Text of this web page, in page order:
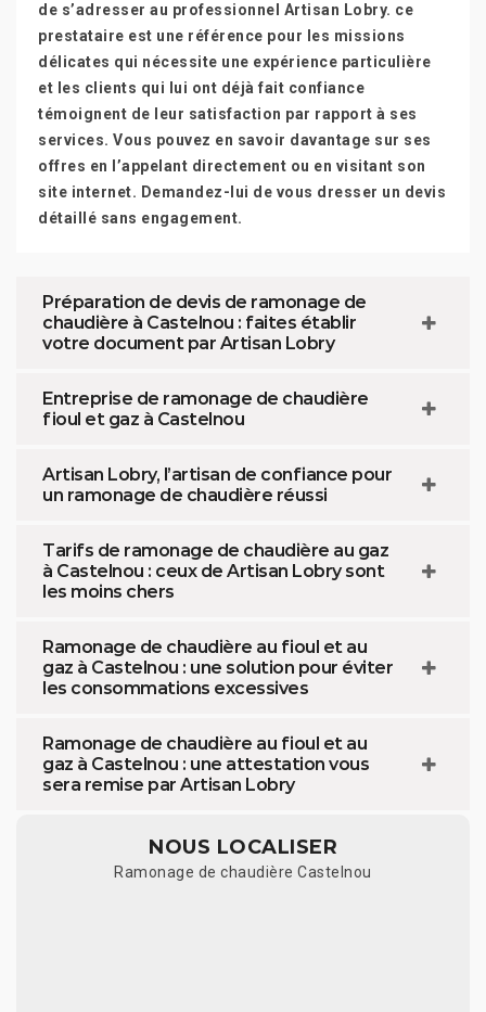
de s’adresser au professionnel Artisan Lobry. ce
prestataire est une référence pour les missions
délicates qui nécessite une expérience particulière
et les clients qui lui ont déjà fait confiance
témoignent de leur satisfaction par rapport à ses
services. Vous pouvez en savoir davantage sur ses
offres en l’appelant directement ou en visitant son
site internet. Demandez-lui de vous dresser un devis
détaillé sans engagement.
Préparation de devis de ramonage de
chaudière à Castelnou : faites établir
votre document par Artisan Lobry
Entreprise de ramonage de chaudière
fioul et gaz à Castelnou
Artisan Lobry, l’artisan de confiance pour
un ramonage de chaudière réussi
Tarifs de ramonage de chaudière au gaz
à Castelnou : ceux de Artisan Lobry sont
les moins chers
Ramonage de chaudière au fioul et au
gaz à Castelnou : une solution pour éviter
les consommations excessives
Ramonage de chaudière au fioul et au
gaz à Castelnou : une attestation vous
sera remise par Artisan Lobry
NOUS LOCALISER
Ramonage de chaudière Castelnou